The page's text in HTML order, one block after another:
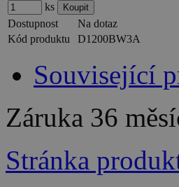
ks
Dostupnost
Na dotaz
Kód produktu
D1200BW3A
Související
Záruka 36
Stránka